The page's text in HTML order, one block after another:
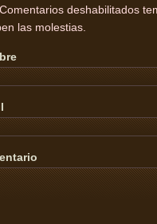
Comentarios deshabilitados
las molestias.